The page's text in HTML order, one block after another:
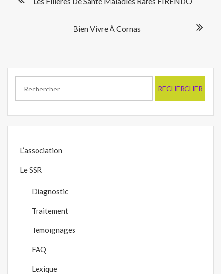
de
Bien Vivre À Cornas
L’association
Le SSR
Diagnostic
Traitement
Témoignages
FAQ
Lexique